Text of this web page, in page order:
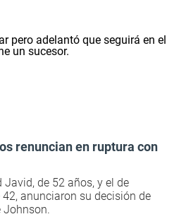
renuncian en ruptura con
Javid, de 52 años, y el de
42, anunciaron su decisión de
Johnson.